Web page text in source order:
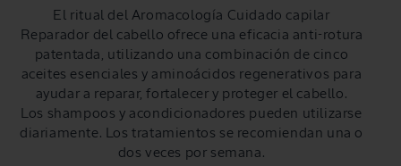
ó
El ritual del Aromacología Cuidado capilar
Reparador del cabello ofrece una eficacia anti-rotura
patentada, utilizando una combinación de cinco
aceites esenciales y aminoácidos regenerativos para
ayudar a reparar, fortalecer y proteger el cabello.
Los shampoos y acondicionadores pueden utilizarse
diariamente. Los tratamientos se recomiendan una o
dos veces por semana.